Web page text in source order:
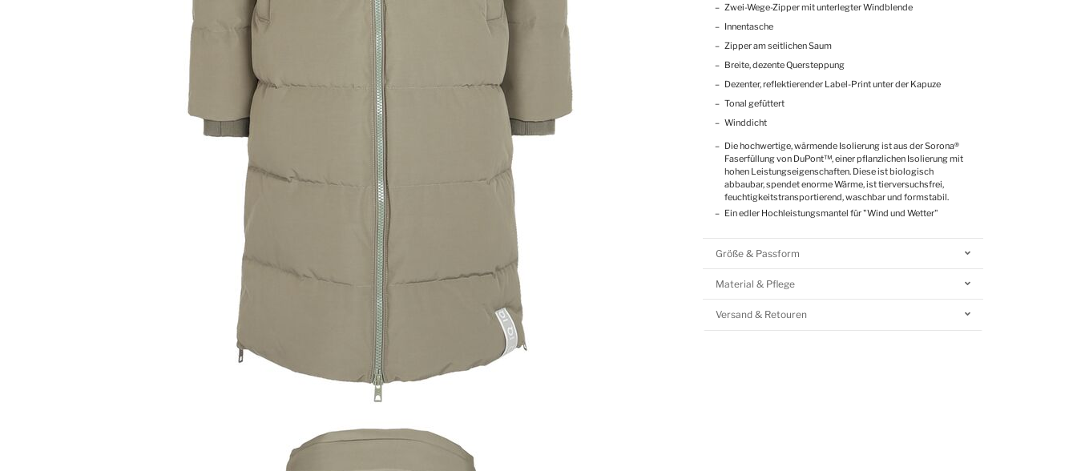
Zwei-Wege-Zipper mit unterlegter Windblende
Innentasche
Zipper am seitlichen Saum
Breite, dezente Quersteppung
Dezenter, reflektierender Label-Print unter der Kapuze
Tonal gefüttert
Winddicht
Die hochwertige, wärmende Isolierung ist aus der Sorona®
Faserfüllung von DuPont™, einer pflanzlichen Isolierung mit
hohen Leistungseigenschaften. Diese ist biologisch
abbaubar, spendet enorme Wärme, ist tierversuchsfrei,
feuchtigkeitstransportierend, waschbar und formstabil.
Ein edler Hochleistungsmantel für "Wind und Wetter"
Größe & Passform
Material & Pflege
Versand & Retouren